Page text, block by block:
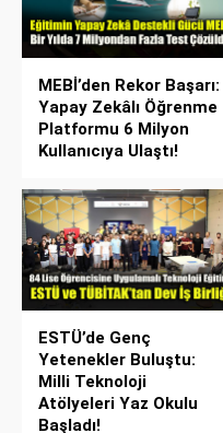
MEBİ’den Rekor Başarı:
Yapay Zekâlı Öğrenme
Platformu 6 Milyon
Kullanıcıya Ulaştı!
ESTÜ’de Genç
Yetenekler Buluştu:
Milli Teknoloji
Atölyeleri Yaz Okulu
Başladı!